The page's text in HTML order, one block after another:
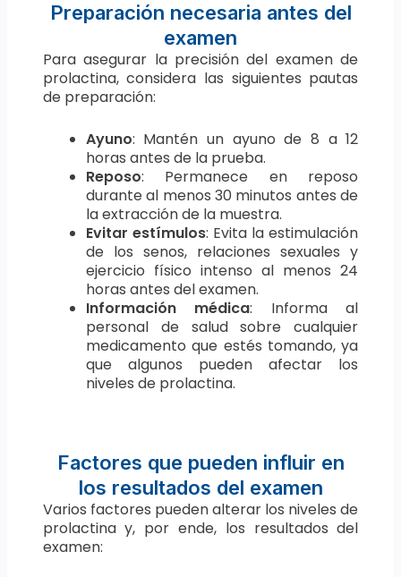
Preparación necesaria antes del
examen
Para asegurar la precisión del examen de
prolactina, considera las siguientes pautas
de preparación:
Ayuno: Mantén un ayuno de 8 a 12
horas antes de la prueba.
Reposo: Permanece en reposo
durante al menos 30 minutos antes de
la extracción de la muestra.
Evitar estímulos: Evita la estimulación
de los senos, relaciones sexuales y
ejercicio físico intenso al menos 24
horas antes del examen.
Información médica: Informa al
personal de salud sobre cualquier
medicamento que estés tomando, ya
que algunos pueden afectar los
niveles de prolactina.
Factores que pueden influir en
los resultados del examen
Varios factores pueden alterar los niveles de
prolactina y, por ende, los resultados del
examen: